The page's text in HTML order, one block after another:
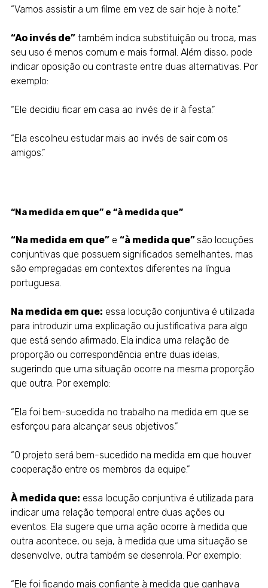
“Vamos assistir a um filme em vez de sair hoje à noite.”
“Ao invés de”também indica substituição ou troca, mas
seu uso é menos comum e mais formal. Além disso, pode
indicar oposição ou contraste entre duas alternativas. Por
exemplo:
“Ele decidiu ficar em casa ao invés de ir à festa.”
“Ela escolheu estudar mais ao invés de sair com os
amigos.”
“Na medida em que” e “à medida que”
“Na medida em que”e “à medida que” são locuções
conjuntivas que possuem significados semelhantes, mas
são empregadas em contextos diferentes na língua
portuguesa.
Na medida em que: essa locução conjuntiva é utilizada
para introduzir uma explicação ou justificativa para algo
que está sendo afirmado. Ela indica uma relação de
proporção ou correspondência entre duas ideias,
sugerindo que uma situação ocorre na mesma proporção
que outra. Por exemplo:
“Ela foi bem-sucedida no trabalho na medida em que se
esforçou para alcançar seus objetivos.”
“O projeto será bem-sucedido na medida em que houver
cooperação entre os membros da equipe.”
À medida que: essa locução conjuntiva é utilizada para
indicar uma relação temporal entre duas ações ou
eventos. Ela sugere que uma ação ocorre à medida que
outra acontece, ou seja, à medida que uma situação se
desenvolve, outra também se desenrola. Por exemplo:
“Ele foi ficando mais confiante à medida que ganhava